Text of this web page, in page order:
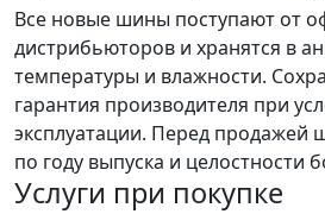
Все новые шины поступают от
дистрибьюторов и хранятся в
температуры и влажности.
гарантия производителя при
эксплуатации. Перед продажей
по году выпуска и целостности
Услуги при покупке